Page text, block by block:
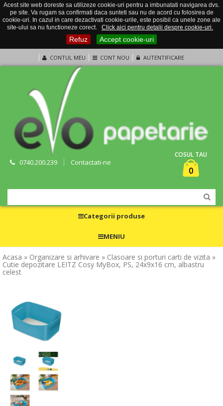
Acest site web doreste sa utilizeze cookie-uri pentru a imbunatati navigarea dvs.
pe site. Va rugam sa confirmati daca sunteti sau nu de acord cu folosirea de
cookie-uri. In cazul in care dezactivati cookie-urile, este posibil ca unele zone ale
site-ului sa nu functioneze corect.
Click aici pentru detalii despre cookie-uri.
Refuz Accept cookie-uri
CONTUL MEU CONT NOU AUTENTIFICARE
0740.200.239 Contactati-ne
COSUL TAU
0
Categorii produse
MENIU
Acasa » Organizare si arhivare » Clasoare si porturi carti de vizita »
Cutie depozitare LEITZ Cosy MyBox, PS, 24x9x16 cm, albastru
celest